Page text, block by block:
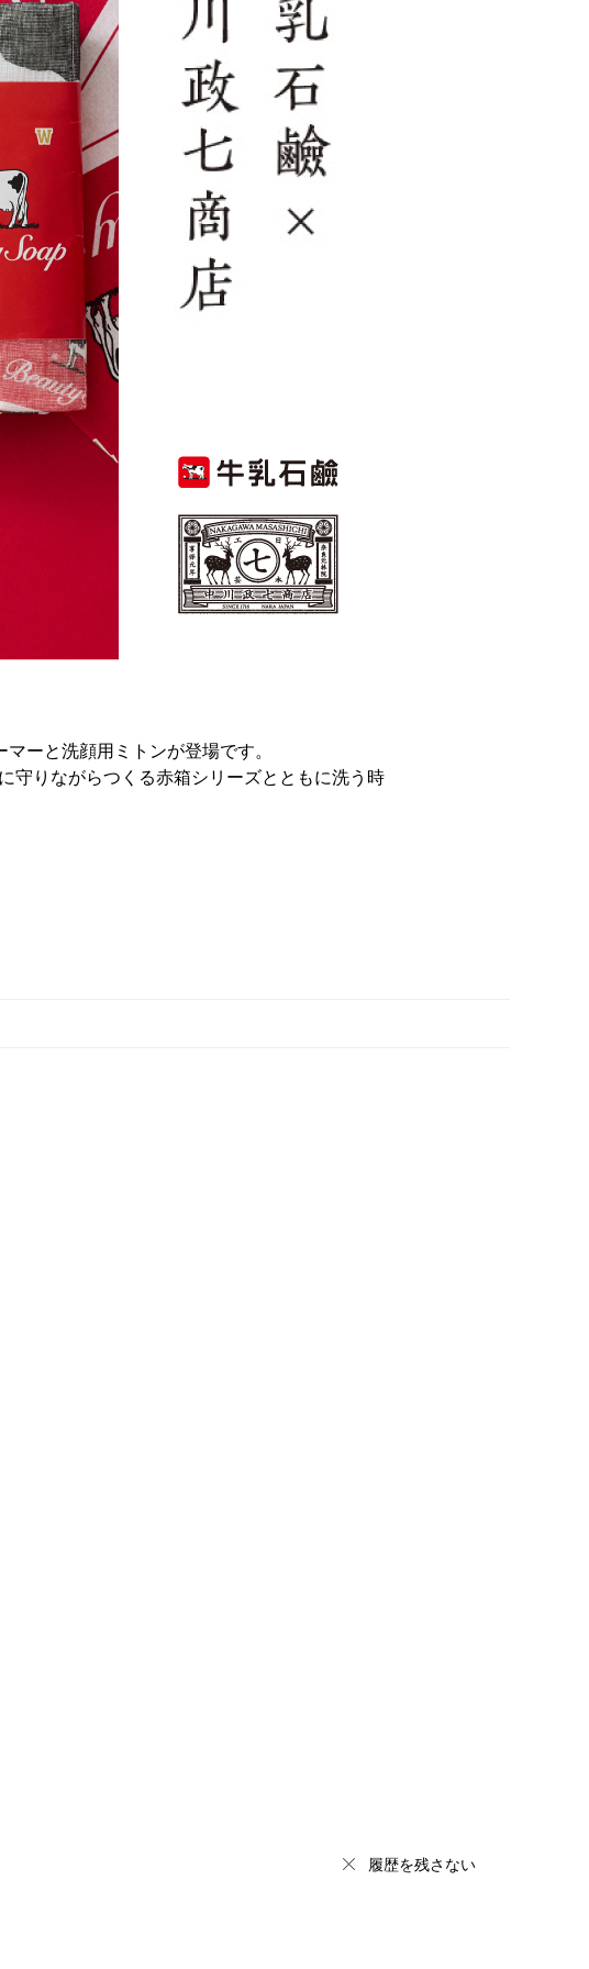
ーと洗顔用ミトンが登場です。
守りながらつくる赤箱シリーズとともに洗う時
履歴を残さない